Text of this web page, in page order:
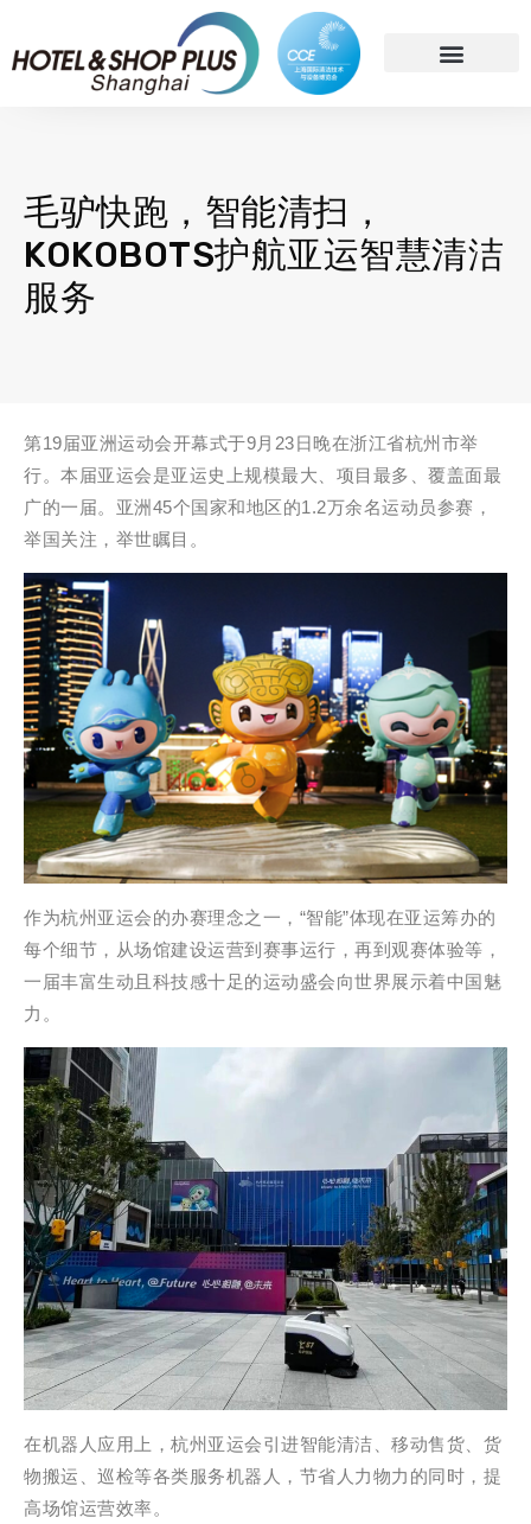
毛驴快跑，智能清扫，
KOKOBOTS护航亚运智慧清洁
服务
第19届亚洲运动会开幕式于9月23日晚在浙江省杭州市举
行。本届亚运会是亚运史上规模最大、项目最多、覆盖面最
广的一届。亚洲45个国家和地区的1.2万余名运动员参赛，
举国关注，举世瞩目。
作为杭州亚运会的办赛理念之一，“智能”体现在亚运筹办的
每个细节，从场馆建设运营到赛事运行，再到观赛体验等，
一届丰富生动且科技感十足的运动盛会向世界展示着中国魅
力。
在机器人应用上，杭州亚运会引进智能清洁、移动售货、货
物搬运、巡检等各类服务机器人，节省人力物力的同时，提
高场馆运营效率。